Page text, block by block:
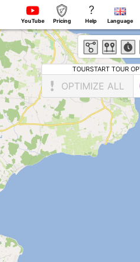
YouTube Pricing
?
Help Language
TOURSTART TOUR
OPTIMIZE ALL